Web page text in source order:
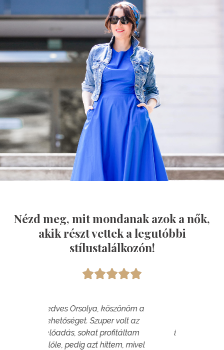
Nézd meg, mit mondanak azok a nők,
akik részt vettek a legutóbbi
stílustalálkozón!

"A mai előadás fantasztikus
volt. Remélem a
továbbiakban is folytatjátok
ezt a vonalat. Köszönök